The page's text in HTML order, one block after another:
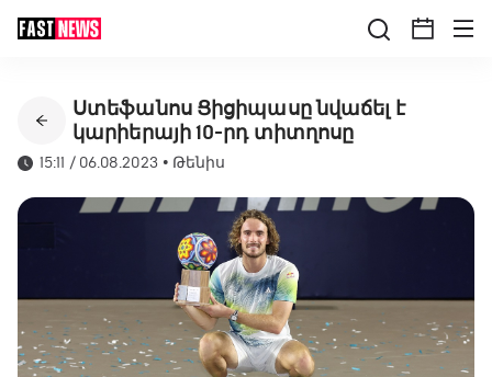
Ստեֆանոս Ցիցիպասը նվաճել է
կարիերայի 10-րդ տիտղոսը
15:11 / 06.08.2023 • Թենիս